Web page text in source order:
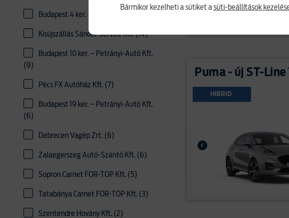
Budapest 4 ker. – Auto-Fort Kft. (17)
Kisújszállás Sándor Service Kft. (14)
Budapest 10 ker. – Petrányi-Autó Kft.
(9)
Pécs FX Autóház Kft. (7)
Budapest 19 ker. – Petrányi-Autó Kft.
(6)
Debrecen Vagép Zrt. (6)
Zalaegerszeg Autó-Szántó Kft. (6)
Sopron Carnet FOR-TOP Kft. (5)
Tatabánya Carnet FOR-TOP Kft. (3)
Szentendre Hovány Kft. (2)
Puma - új ST-
HIBRID
Bármikor kezelheti a sütiket asüti-beállítások